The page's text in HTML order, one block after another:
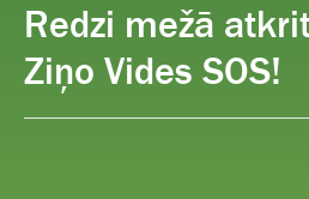
Redzi mežā
Ziņo Vides SOS!